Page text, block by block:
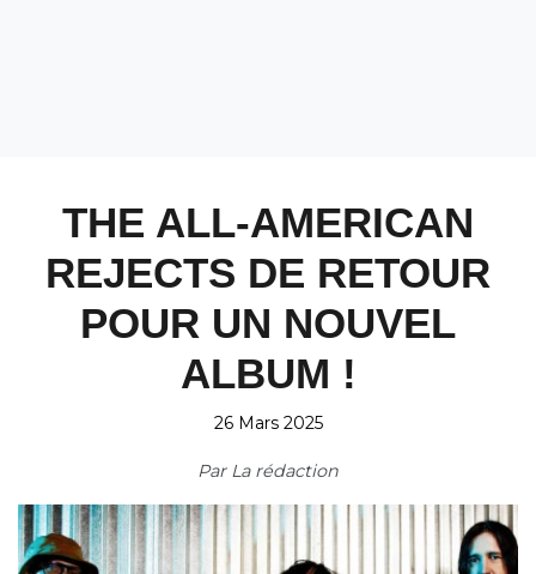
THE ALL-AMERICAN
REJECTS DE RETOUR
POUR UN NOUVEL
ALBUM !
26 Mars 2025
Par La rédaction